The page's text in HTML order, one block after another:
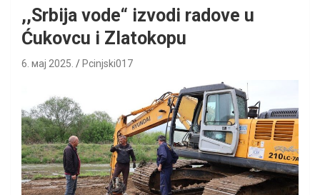
,,Srbija vode“ izvodi radove u
Ćukovcu i Zlatokopu
6. мај 2025. Pcinjski017